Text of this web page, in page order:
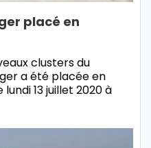
placé en
clusters du
a été placée en
13 juillet 2020 à